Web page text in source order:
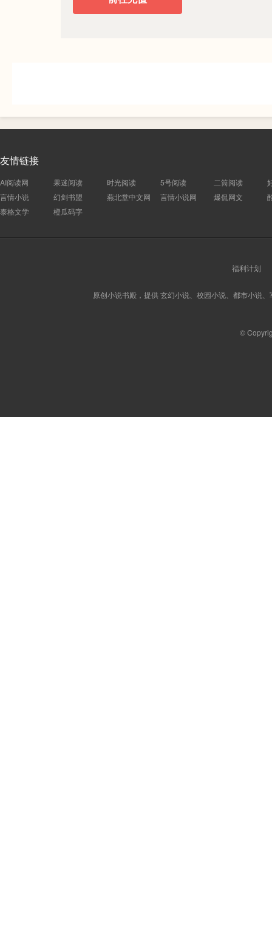
友情链接
AI阅读网 果迷阅读 时光阅读 5号阅读 二筒阅读
言情小说
幻剑书盟 燕北堂中文网 言情小说网 爆侃网文
泰格文学
橙瓜码字
福利计划
原创小说书殿，提供 玄幻小说、校园小说、都市小说
©